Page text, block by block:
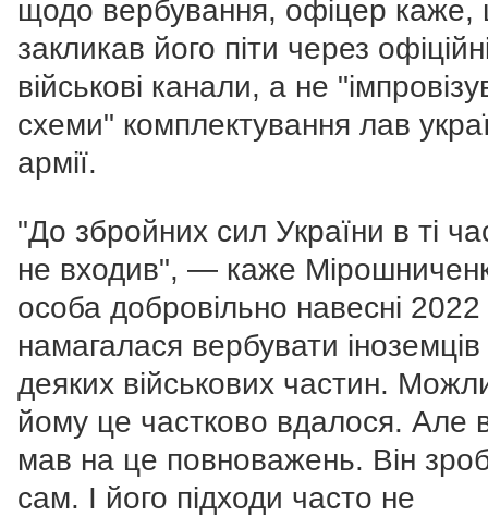
щодо вербування, офіцер
закликав його піти через
військові канали, а не
схеми" комплектування лав
армії.
"До збройних сил України в ті
не входив", — каже
особа добровільно навесні 2022
намагалася вербувати
деяких військових частин.
йому це частково вдалося. Але
мав на це повноважень. Він
сам. І його підходи часто не